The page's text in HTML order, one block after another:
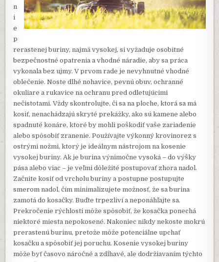
n
i
e
p
rerastenej buriny, najmä vysokej, si vyžaduje osobitné
bezpečnostné opatrenia a vhodné náradie, aby sa práca
vykonala bez ujmy. V prvom rade je nevyhnutné vhodné
oblečenie. Noste dlhé nohavice, pevnú obuv, ochranné
okuliare a rukavice na ochranu pred odletujúcimi
nečistotami. Vždy skontrolujte, či sa na ploche, ktorá sa má
kosiť, nenachádzajú skryté prekážky, ako sú kamene alebo
spadnuté konáre, ktoré by mohli poškodiť vaše zariadenie
alebo spôsobiť zranenie. Používajte výkonný krovinorez s
ostrými nožmi, ktorý je ideálnym nástrojom na kosenie
vysokej buriny. Ak je burina výnimočne vysoká – do výšky
pása alebo viac – je veľmi dôležité postupovať zhora nadol.
Začnite kosiť od vrcholu buriny a postupne postupujte
smerom nadol, čím minimalizujete možnosť, že sa burina
zamotá do kosačky. Buďte trpezliví a neponáhľajte sa.
Prekročenie rýchlosti môže spôsobiť, že kosačka ponechá
niektoré miesta nepokosené. Nakoniec nikdy nekoste mokrú
prerastenú burinu, pretože môže potenciálne upchať
kosačku a spôsobiť jej poruchu. Kosenie vysokej buriny
môže byť časovo náročné a zdĺhavé, ale dodržiavaním týchto